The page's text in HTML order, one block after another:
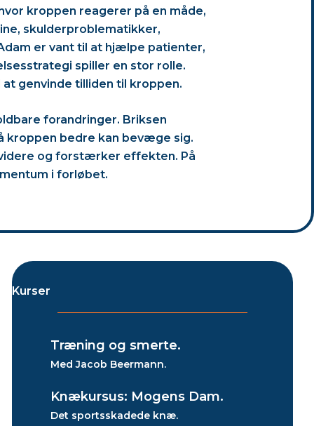
kroppen reagerer på en måde,
skulderproblematikker,
er vant til at hjælpe patienter,
spiller en stor rolle.
genvinde tilliden til kroppen.
forandringer. Briksen
kroppen bedre kan bevæge sig.
og forstærker effekten. På
i forløbet.
Kurser
Træning og smerte.
Med Jacob Beermann.
Knækursus: Mogens Dam.
Det sportsskadede knæ.